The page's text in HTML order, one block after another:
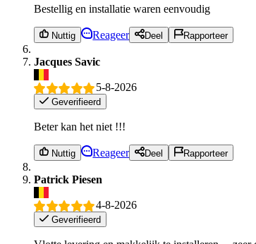
Bestellig en installatie waren eenvoudig
Nuttig Reageer Deel Rapporteer
Jacques Savic
5-8-2026
Geverifieerd
Beter kan het niet !!!
Nuttig Reageer Deel Rapporteer
Patrick Piesen
4-8-2026
Geverifieerd